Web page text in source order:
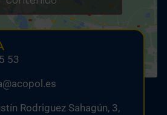
53
Rodriguez Sahagún, 3,